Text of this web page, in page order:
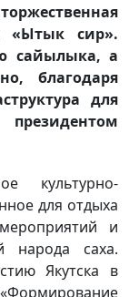
«Ытык сир».
сайылыка, а
благодаря
для
культурно-
для отдыха
и
народа саха.
Якутска в